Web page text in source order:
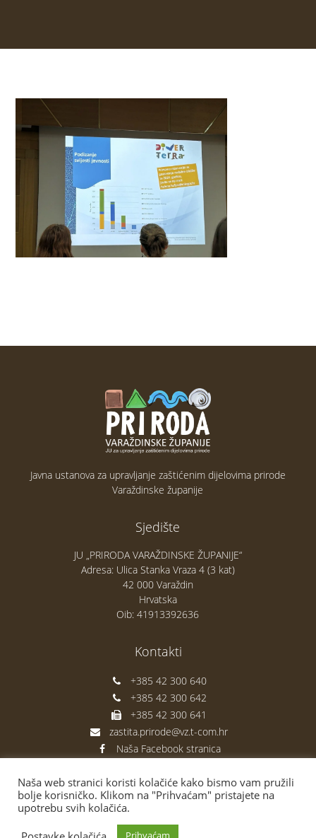
Javna ustanova za upravljanje zaštićenim dijelovima prirode
Varaždinske županije
Sjedište
JU „PRIRODA VARAŽDINSKE ŽUPANIJE“
Adresa: Ulica Stanka Vraza 4 (3 kat)
42 000 Varaždin
Hrvatska
Oib: 41913392636
Kontakti
+385 42 300 640
+385 42 300 642
+385 42 300 641
zastita.prirode@vz.t-com.hr
Naša Facebook stranica
Naša web stranici koristi kolačiće kako bismo vam pružili
bolje korisničko. Klikom na "Prihvaćam" pristajete na
upotrebu svih kolačića.
Prihvaćam